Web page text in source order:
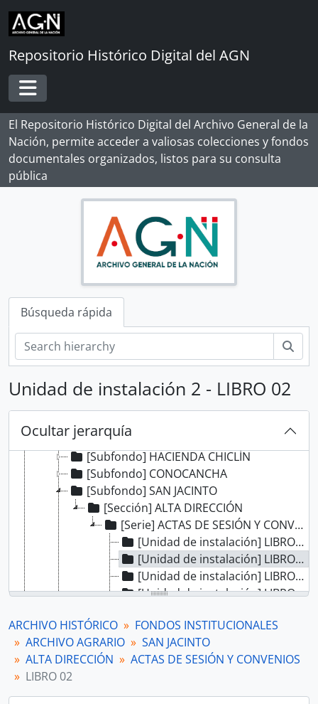
Skip to main content
Repositorio Histórico Digital del AGN
Toggle navigation
El Repositorio Histórico Digital del Archivo General de la
Nación, permite acceder a valiosas colecciones y fondos
documentales organizados, listos para su consulta
pública
Búsqueda rápida
Unidad de instalación 2 - LIBRO 02
Ocultar jerarquía
[Record group] ARCHIVO HISTÓRICO
[Agrupación documental] FONDOS INSTITUCIONALES
[Fondo] CABILDO DE LIMA
[Fondo] REAL AUDIENCIA DE LIMA
[Fondo] RENTA DE CORREOS
[Fondo] GUERRA Y MARINA
[Fondo] TRIBUNAL DE MINERÍA
[Fondo] CORTE SUPERIOR DE JUSTICIA
[Fondo] MINISTERIO DE GOBIERNO Y POLICÍA
[Fondo] MINISTERIO DE HACIENDA Y COMERCIO
[Fondo] ARCHIVO AGRARIO
[Subfondo] HACIENDA CASA GRANDE
[Subfondo] HACIENDA CHICLÍN
[Subfondo] CONOCANCHA
[Subfondo] SAN JACINTO
[Sección] ALTA DIRECCIÓN
[Serie] ACTAS DE SESIÓN Y CONVENIOS
[Unidad de instalación] LIBRO 01
[Unidad de instalación] LIBRO 02
[Unidad de instalación] LIBRO 03
[Unidad de instalación] LIBRO 04
[Unidad de instalación] LIBRO 06
[Subfondo] SAN NICOLÁS
[Agrupación documental] FONDOS FÁCTICOS
[Agrupación documental] PROTOCOLOS NOTARIALES
[Agrupación documental] COLECCIONES
ARCHIVO HISTÓRICO
FONDOS INSTITUCIONALES
ARCHIVO AGRARIO
SAN JACINTO
ALTA DIRECCIÓN
ACTAS DE SESIÓN Y CONVENIOS
LIBRO 02